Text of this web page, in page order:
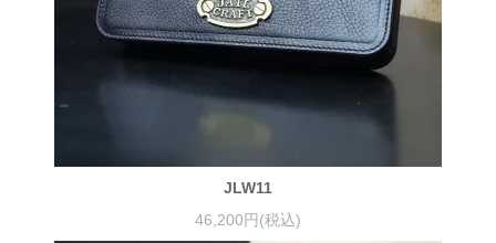
JLW11
46,200円(税込)